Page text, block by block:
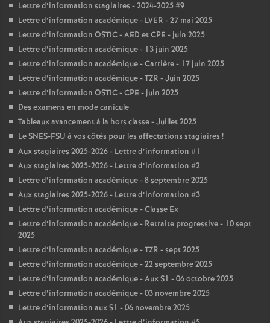
Lettre d’information stagiaires - 2024-2025 #9
Lettre d’information académique - LVER - 27 mai 2025
Lettre d’information OSTIC - AED et CPE - juin 2025
Lettre d’information académique - 13 juin 2025
Lettre d’information académique - Carrière - 17 juin 2025
Lettre d’information académique - TZR - Juin 2025
Lettre d’information OSTIC - CPE - juin 2025
Des examens en mode canicule
Tableaux avancement à la hors classe - Juillet 2025
Le SNES-FSU à vos côtés pour les affectations stagiaires !
Aux stagiaires 2025-2026 - Lettre d’information #1
Aux stagiaires 2025-2026 - Lettre d’information #2
Lettre d’information académique - 8 septembre 2025
Aux stagiaires 2025-2026 - Lettre d’information #3
Lettre d’information académique - Classe Ex
Lettre d’information académique - Retraite progressive - 10 sept
2025
Lettre d’information académique - TZR - sept 2025
Lettre d’information académique - 22 septembre 2025
Lettre d’information académique - Aux S1 - 06 octobre 2025
Lettre d’information académique - 03 novembre 2025
Lettre d’information aux S1 - 06 novembre 2025